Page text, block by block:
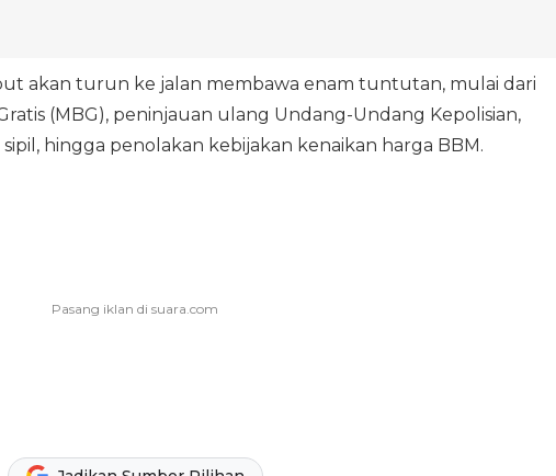
akan turun ke jalan membawa enam tuntutan, mulai dari
(MBG), peninjauan ulang Undang-Undang Kepolisian,
hingga penolakan kebijakan kenaikan harga BBM.